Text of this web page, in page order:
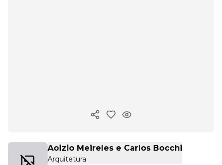
Copiar link
Aoizio Meireles e Carlos Bocchi
Arquitetura